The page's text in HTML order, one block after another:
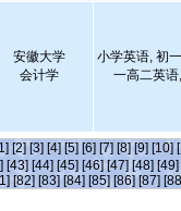
安徽大学
会计学
小学英语, 初
一高二英
[2] [3] [4] [5] [6] [7] [8] [9] [10]
[43] [44] [45] [46] [47] [48] [49]
[82] [83] [84] [85] [86] [87]